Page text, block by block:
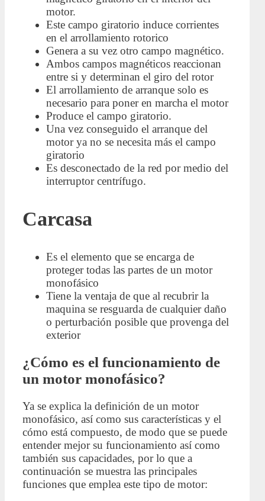
motor.
Este campo giratorio induce corrientes
en el arrollamiento rotorico
Genera a su vez otro campo magnético.
Ambos campos magnéticos reaccionan
entre si y determinan el giro del rotor
El arrollamiento de arranque solo es
necesario para poner en marcha el motor
Produce el campo giratorio.
Una vez conseguido el arranque del
motor ya no se necesita más el campo
giratorio
Es desconectado de la red por medio del
interruptor centrífugo.
Carcasa
Es el elemento que se encarga de
proteger todas las partes de un motor
monofásico
Tiene la ventaja de que al recubrir la
maquina se resguarda de cualquier daño
o perturbación posible que provenga del
exterior
¿Cómo es el funcionamiento de
un motor monofásico?
Ya se explica la definición de un motor
monofásico, así como sus características y el
cómo está compuesto, de modo que se puede
entender mejor su funcionamiento así como
también sus capacidades, por lo que a
continuación se muestra las principales
funciones que emplea este tipo de motor: